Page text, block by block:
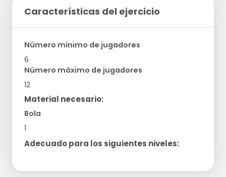
Características del ejercicio
Número mínimo de jugadores
6
Número máximo de jugadores
12
Material necesario:
Bola
1
Adecuado para los siguientes niveles: